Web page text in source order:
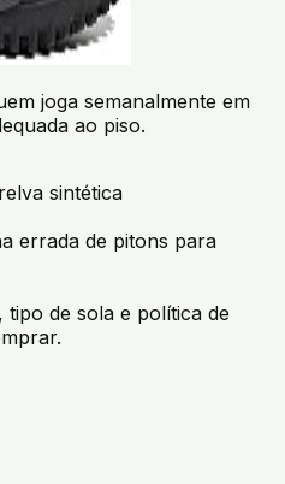
joga semanalmente em
ao piso.
sintética
errada de pitons para
de sola e política de